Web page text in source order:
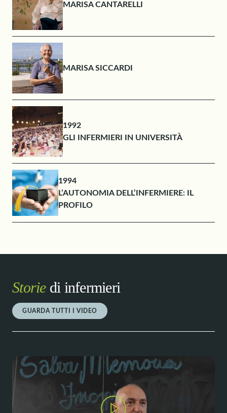
MARISA CANTARELLI
MARISA SICCARDI
1992
GLI INFERMIERI IN UNIVERSITÀ
1994
L’AUTONOMIA DELL’INFERMIERE: IL
PROFILO
Storiedi infermieri
GUARDA TUTTI I VIDEO